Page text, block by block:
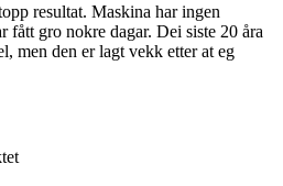
resultat. Maskina har ingen
fått gro nokre dagar. Dei siste 20 åra
men den er lagt vekk etter at eg